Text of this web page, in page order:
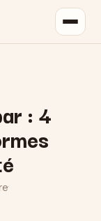
: 4
·